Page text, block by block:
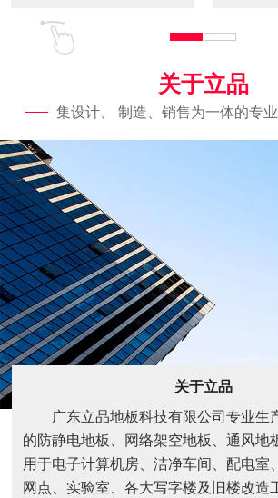
关于立品
集设计、 制造、销售为一体的专
关于立品
广东立品地板科技有限公司专业生
的防静电地板、网络架空地板、通风地
用于电子计算机房、洁净车间、配电室
网点、实验室、各大写字楼及旧楼